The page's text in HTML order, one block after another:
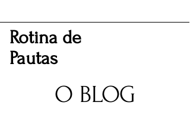
Rotina de
Pautas
O BLOG